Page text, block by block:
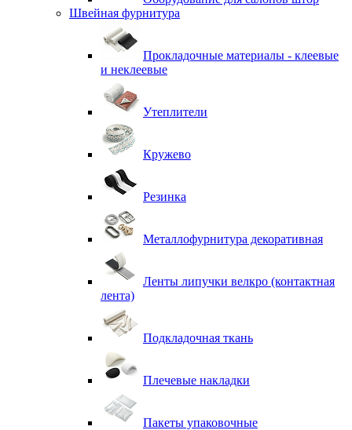
Швейная фурнитура
Прокладочные материалы - клеевые
и неклеевые
Утеплители
Кружево
Резинка
Металлофурнитура декоративная
Ленты липучки велкро (контактная
лента)
Подкладочная ткань
Плечевые накладки
Пакеты упаковочные